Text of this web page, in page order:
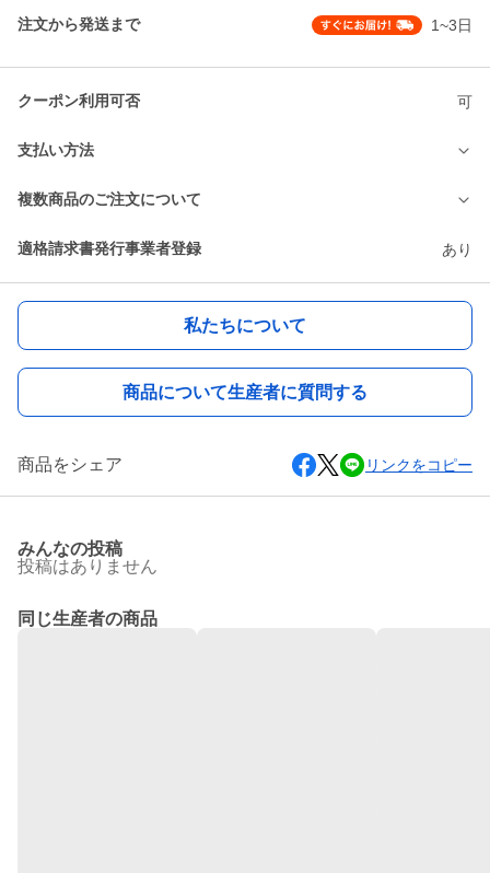
注文から発送まで 1~3日
クーポン利用可否 可
支払い方法
複数商品のご注文について
適格請求書発行事業者登録 あり
私たちについて
商品について生産者に質問する
商品をシェア リンクをコピー
みんなの投稿
投稿はありません
同じ生産者の商品